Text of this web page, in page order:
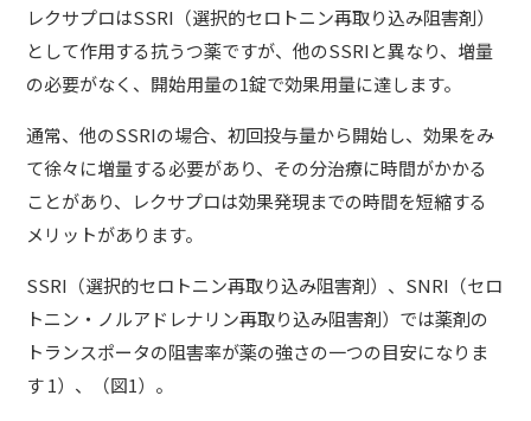
レクサプロはSSRI（選択的セロトニン再取り込み阻害剤）
として作用する抗うつ薬ですが、他のSSRIと異なり、増量
の必要がなく、開始用量の1錠で効果用量に達します。
通常、他のSSRIの場合、初回投与量から開始し、効果をみ
て徐々に増量する必要があり、その分治療に時間がかかる
ことがあり、レクサプロは効果発現までの時間を短縮する
メリットがあります。
SSRI（選択的セロトニン再取り込み阻害剤）、SNRI（セロ
トニン・ノルアドレナリン再取り込み阻害剤）では薬剤の
トランスポータの阻害率が薬の強さの一つの目安になりま
す 1）、（図1）。